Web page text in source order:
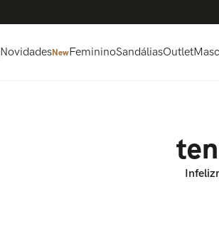
NovidadesNewFemininoSandáliasOutlet